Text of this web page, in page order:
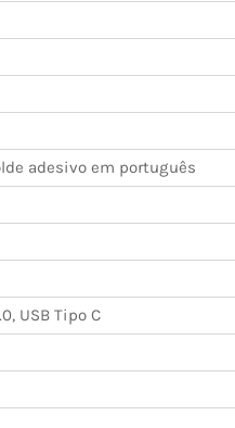
adesivo em português
USB Tipo C